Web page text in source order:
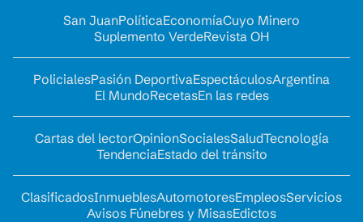
San JuanPolíticaEconomíaCuyo Minero
Suplemento VerdeRevista OH
PolicialesPasión DeportivaEspectáculosArgentina
El MundoRecetasEn las redes
Cartas del lectorOpinionSocialesSaludTecnología
TendenciaEstado del tránsito
ClasificadosInmueblesAutomotoresEmpleosServicios
Avisos Fúnebres y MisasEdictos